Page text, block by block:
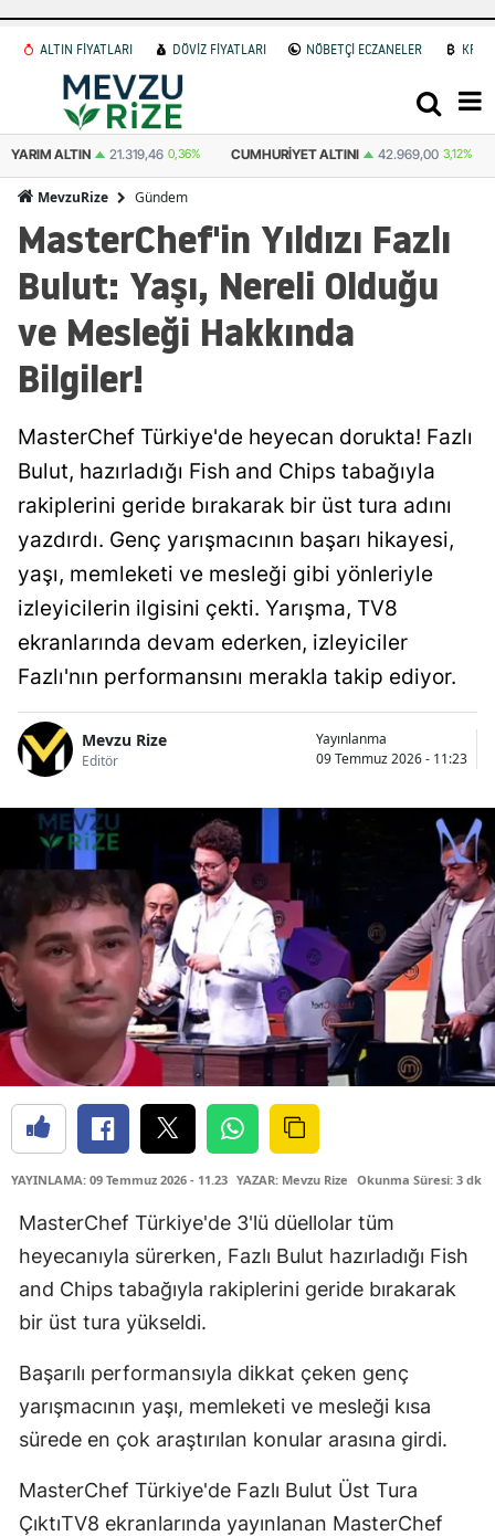
ALTIN FİYATLARI DÖVİZ FİYATLARI NÖBETÇİ ECZANELER
YARIM ALTIN 21.319,46 0,36% CUMHURIYET ALTINI 42.969,00 3,12%
MevzuRize Gündem
MasterChef'in Yıldızı Fazlı
Bulut: Yaşı, Nereli Olduğu
ve Mesleği Hakkında
Bilgiler!
MasterChef Türkiye'de heyecan dorukta! Fazlı
Bulut, hazırladığı Fish and Chips tabağıyla
rakiplerini geride bırakarak bir üst tura adını
yazdırdı. Genç yarışmacının başarı hikayesi,
yaşı, memleketi ve mesleği gibi yönleriyle
izleyicilerin ilgisini çekti. Yarışma, TV8
ekranlarında devam ederken, izleyiciler
Fazlı'nın performansını merakla takip ediyor.
Mevzu Rize
Editör
Yayınlanma
09 Temmuz 2026 - 11:23
YAYINLAMA: 09 Temmuz 2026 - 11.23 YAZAR: Mevzu Rize Okunma Süresi: 3 dk
MasterChef Türkiye'de 3'lü düellolar tüm
heyecanıyla sürerken, Fazlı Bulut hazırladığı Fish
and Chips tabağıyla rakiplerini geride bırakarak
bir üst tura yükseldi.
Başarılı performansıyla dikkat çeken genç
yarışmacının yaşı, memleketi ve mesleği kısa
sürede en çok araştırılan konular arasına girdi.
MasterChef Türkiye'de Fazlı Bulut Üst Tura
ÇıktıTV8 ekranlarında yayınlanan MasterChef